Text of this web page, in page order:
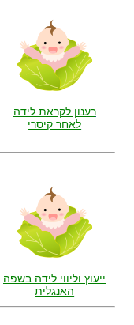
רענון לקראת לידה
לאחר קיסרי
ייעוץ וליווי לידה בשפה
האנגלית